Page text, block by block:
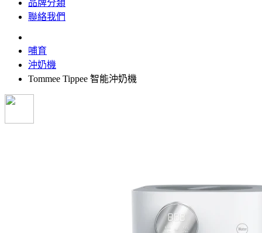
品牌分類
聯絡我們
哺育
沖奶機
Tommee Tippee 智能沖奶機